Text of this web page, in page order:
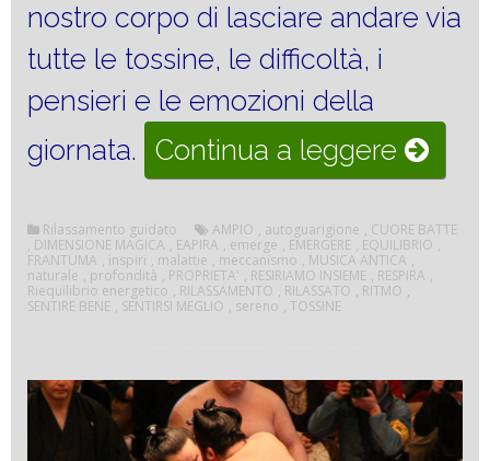
nostro corpo di lasciare andare via
tutte le tossine, le difficoltà, i
pensieri e le emozioni della
giornata.
Continua a leggere
Rilassamento guidato AMPIO , autoguarigione , CUORE BATTE
, DIMENSIONE MAGICA , EAPIRA , emerge , EMERGERE , EQUILIBRIO ,
FRANTUMA , inspiri , malattie , meccanismo , MUSICA ANTICA ,
naturale , profondità , PROPRIETA' , RESIRIAMO INSIEME , RESPIRA ,
Riequilibrio energetico , RILASSAMENTO , RILASSATO , RITMO ,
SENTIRE BENE , SENTIRSI MEGLIO , sereno , TOSSINE